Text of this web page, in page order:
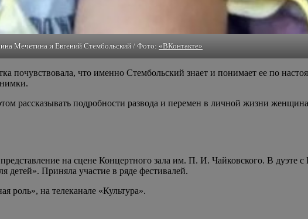
Мечетина и Евгений Стембольский / Фото: «ВКонтакте»
почувствовала, что именно Стембольский знает и понимает ее по
рассказывать подробности развода и перемен в личной жизни женщина
на сцене Концертного зала им. П. И. Чайковского. В дуэте
детей». Приняла участие в ряде фестивалей.
роль», на телеканале «Культура».